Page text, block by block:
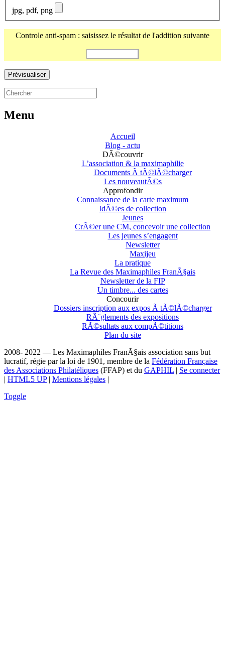
jpg, pdf, png
Controle anti-spam : saisissez le résultat de l'addition suivante
Menu
Accueil
Blog - actu
DÃ©couvrir
L’association & la maximaphilie
Documents Ã tÃ©lÃ©charger
Les nouveautÃ©s
Approfondir
Connaissance de la carte maximum
IdÃ©es de collection
Jeunes
CrÃ©er une CM, concevoir une collection
Les jeunes s’engagent
Newsletter
Maxijeu
La pratique
La Revue des Maximaphiles FranÃ§ais
Newsletter de la FIP
Un timbre... des cartes
Concourir
Dossiers inscription aux expos Ã tÃ©lÃ©charger
RÃ¨glements des expositions
RÃ©sultats aux compÃ©titions
Plan du site
2008- 2022 — Les Maximaphiles FranÃ§ais association sans but
lucratif, régie par la loi de 1901, membre de la Fédération Française
des Associations Philatéliques (FFAP) et du GAPHIL | Se connecter
| HTML5 UP| Mentions légales |
Toggle